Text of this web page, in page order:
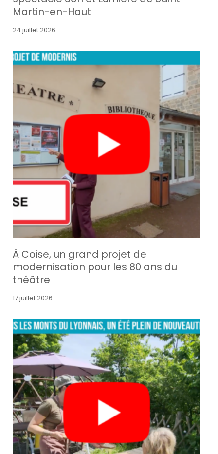
Martin-en-Haut
24 juillet 2026
À Coise, un grand projet de
modernisation pour les 80 ans du
théâtre
17 juillet 2026